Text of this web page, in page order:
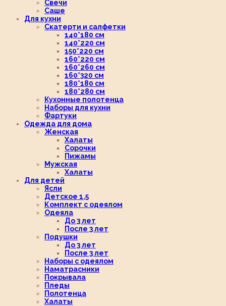
Свечи
Саше
Для кухни
Скатерти и салфетки
140*180 см
140*220 см
150*220 см
160*220 см
160*260 см
160*320 см
180*180 см
180*280 см
Кухонные полотенца
Наборы для кухни
Фартуки
Одежда для дома
Женская
Халаты
Сорочки
Пижамы
Мужская
Халаты
Для детей
Ясли
Детское 1,5
Комплект с одеялом
Одеяла
До 3 лет
После 3 лет
Подушки
До 3 лет
После 3 лет
Наборы с одеялом
Наматрасники
Покрывала
Пледы
Полотенца
Халаты